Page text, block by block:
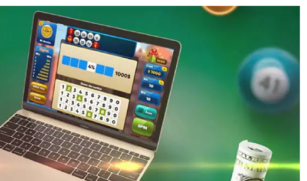
The Journal
സ്കൂട്ടറിലെ പടക്കം
8 months ago The Journal